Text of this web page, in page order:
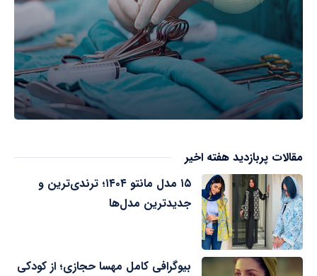
مقالات پربازدید هفته اخیر
۱۵ مدل مانتو ۱۴۰۴؛ ترندی‌ترین و
جدیدترین مدل‌ها
بیوگرافی کامل مهسا حجازی؛ از کودکی